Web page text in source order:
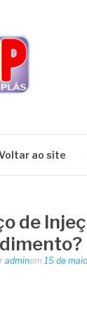
ao site
de
adminem 15 de